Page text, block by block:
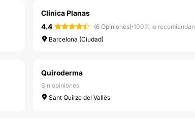
Clínica Planas
4.4
(6 Opiniones)·100% lo recomiendan
Barcelona (Ciudad)
Quiroderma
Sin opiniones
Sant Quirze del Vallès